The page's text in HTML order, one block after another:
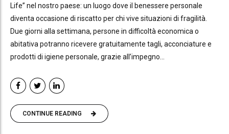
Life” nel nostro paese: un luogo dove il benessere personale
diventa occasione di riscatto per chi vive situazioni di fragilità.
Due giorni alla settimana, persone in difficoltà economica o
abitativa potranno ricevere gratuitamente tagli, acconciature e
prodotti di igiene personale, grazie all’impegno...
CONTINUE READING